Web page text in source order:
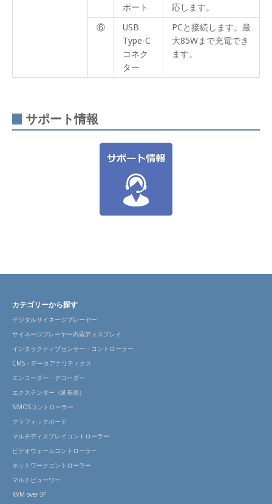
ポート
応します。
⑥
USB
Type-C
コネク
ター
PCと接続します。最
大85Wまで充電でき
ます。
サポート情報
カテゴリーから探す
デジタルサイネージプレーヤー
サイネージプレーヤー内蔵ディスプレイ
インタラクティブセンサー・コントローラー
CMS・データアナリティクス
エンコーダー・デコーダー
エクステンダー（延長器）
NMOSコントローラー
グラフィックボード
マルチディスプレイコントローラー
ビデオウォールコントローラー
ネットワークコントローラー
マルチビューワー
KVM over IP